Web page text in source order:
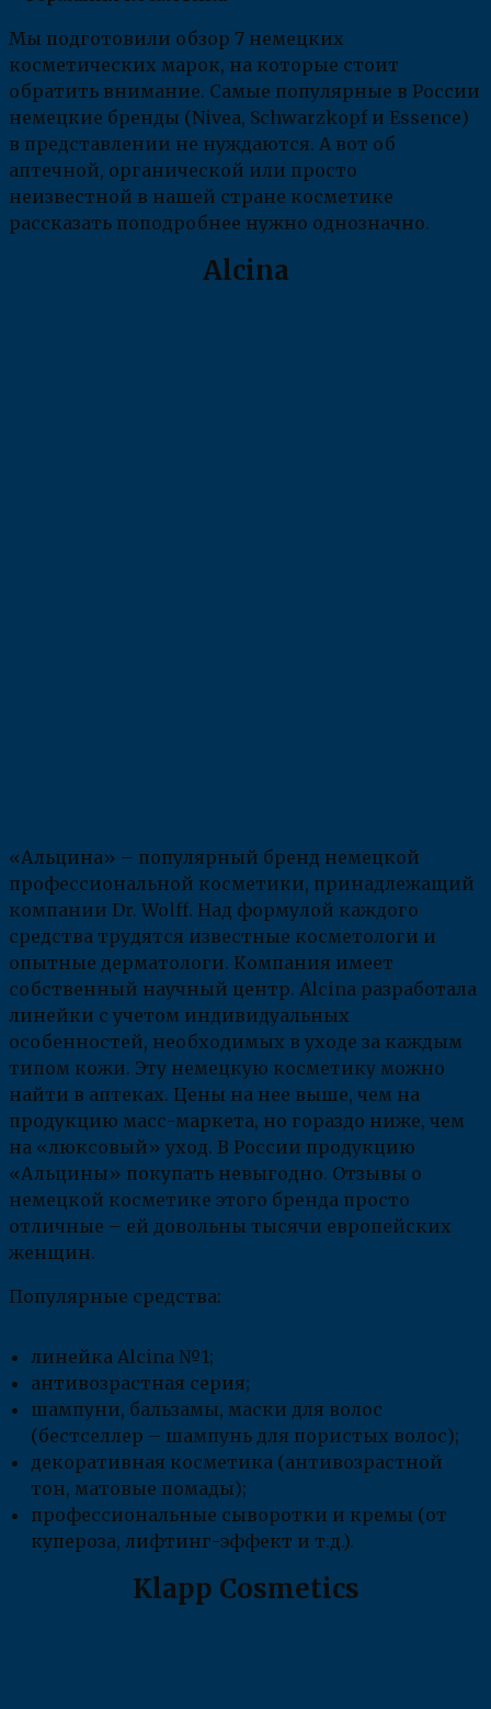
Мы подготовили обзор 7 немецких
косметических марок, на которые стоит
обратить внимание. Самые популярные в России
немецкие бренды (Nivea, Schwarzkopf и Essence)
в представлении не нуждаются. А вот об
аптечной, органической или просто
неизвестной в нашей стране косметике
рассказать поподробнее нужно однозначно.
Alcina
«Альцина» – популярный бренд немецкой
профессиональной косметики, принадлежащий
компании Dr. Wolff. Над формулой каждого
средства трудятся известные косметологи и
опытные дерматологи. Компания имеет
собственный научный центр. Alcina разработала
линейки с учетом индивидуальных
особенностей, необходимых в уходе за каждым
типом кожи. Эту немецкую косметику можно
найти в аптеках. Цены на нее выше, чем на
продукцию масс-маркета, но гораздо ниже, чем
на «люксовый» уход. В России продукцию
«Альцины» покупать невыгодно. Отзывы о
немецкой косметике этого бренда просто
отличные – ей довольны тысячи европейских
женщин.
Популярные средства:
линейка Alcina №1;
антивозрастная серия;
шампуни, бальзамы, маски для волос
(бестселлер – шампунь для пористых волос);
декоративная косметика (антивозрастной
тон, матовые помады);
профессиональные сыворотки и кремы (от
купероза, лифтинг-эффект и т.д.).
Klapp Cosmetics